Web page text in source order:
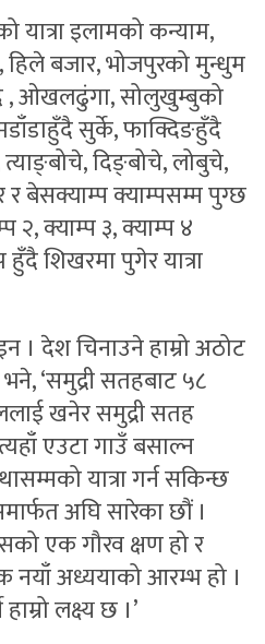
इलामको कन्याम,
हिले बजार, भोजपुरको मुन्धुम
, ओखलढुंगा, सोलुखुम्बुको
सुर्के, फाक्दिङहुँदै
दिङ्बोचे, लोबुचे,
बेसक्याम्प क्याम्पसम्म पुग्छ
२, क्याम्प ३, क्याम्प ४
शिखरमा पुगेर यात्रा
। देश चिनाउने हाम्रो अठोट
भने, ‘समुद्री सतहबाट ५८
खनेर समुद्री सतह
एउटा गाउँ बसाल्न
यात्रा गर्न सकिन्छ
अघि सारेका छौं ।
एक गौरव क्षण हो र
नयाँ अध्ययाको आरम्भ हो ।
लक्ष्य छ ।’